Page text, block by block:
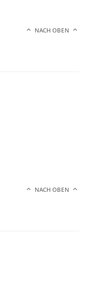
NACH OBEN
NACH OBEN